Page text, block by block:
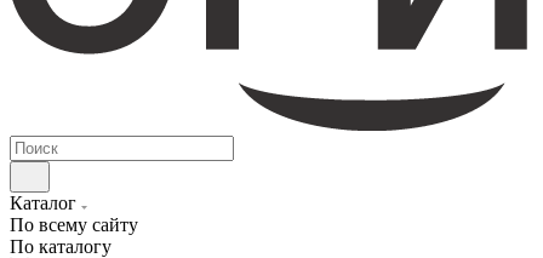
Каталог
По всему сайту
По каталогу